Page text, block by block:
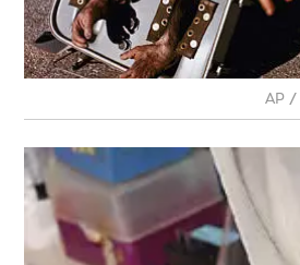
/
AP